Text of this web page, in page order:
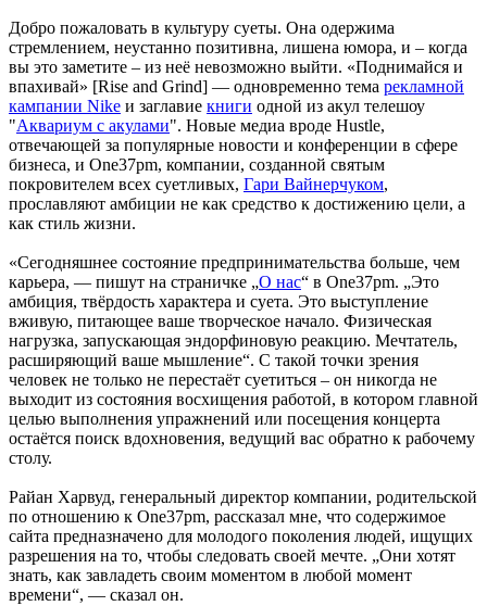
Добро пожаловать в культуру суеты. Она одержима
стремлением, неустанно позитивна, лишена юмора, и – когда
вы это заметите – из неё невозможно выйти. «Поднимайся и
впахивай» [Rise and Grind] — одновременно тема рекламной
кампании Nike и заглавие книги одной из акул телешоу
"Аквариум с акулами". Новые медиа вроде Hustle,
отвечающей за популярные новости и конференции в сфере
бизнеса, и One37pm, компании, созданной святым
покровителем всех суетливых, Гари Вайнерчуком,
прославляют амбиции не как средство к достижению цели, а
как стиль жизни.
«Сегодняшнее состояние предпринимательства больше, чем
карьера, — пишут на страничке „О нас“ в One37pm. „Это
амбиция, твёрдость характера и суета. Это выступление
вживую, питающее ваше творческое начало. Физическая
нагрузка, запускающая эндорфиновую реакцию. Мечтатель,
расширяющий ваше мышление“. С такой точки зрения
человек не только не перестаёт суетиться – он никогда не
выходит из состояния восхищения работой, в котором главной
целью выполнения упражнений или посещения концерта
остаётся поиск вдохновения, ведущий вас обратно к рабочему
столу.
Райан Харвуд, генеральный директор компании, родительской
по отношению к One37pm, рассказал мне, что содержимое
сайта предназначено для молодого поколения людей, ищущих
разрешения на то, чтобы следовать своей мечте. „Они хотят
знать, как завладеть своим моментом в любой момент
времени“, — сказал он.